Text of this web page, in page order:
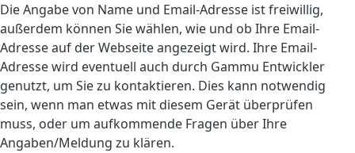
Die Angabe von Name und Email-Adresse ist freiwillig,
außerdem können Sie wählen, wie und ob Ihre Email-
Adresse auf der Webseite angezeigt wird. Ihre Email-
Adresse wird eventuell auch durch Gammu Entwickler
genutzt, um Sie zu kontaktieren. Dies kann notwendig
sein, wenn man etwas mit diesem Gerät überprüfen
muss, oder um aufkommende Fragen über Ihre
Angaben/Meldung zu klären.